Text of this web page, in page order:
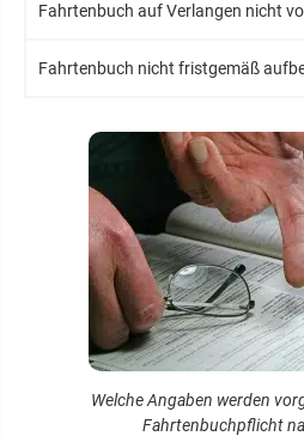
Fahrtenbuch auf Verlangen nicht
Fahrtenbuch nicht fristgemäß
Welche Angaben werden
Fahrtenbuchpflicht